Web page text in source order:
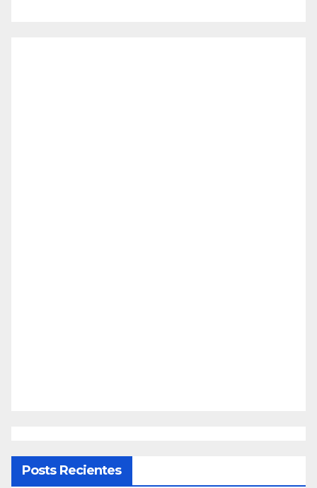
Posts Recientes